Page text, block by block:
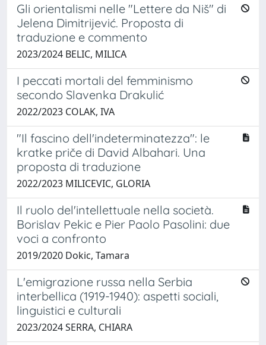
Gli orientalismi nelle "Lettere da Niš" di
Jelena Dimitrijević. Proposta di
traduzione e commento
2023/2024 BELIC, MILICA
I peccati mortali del femminismo
secondo Slavenka Drakulić
2022/2023 COLAK, IVA
"Il fascino dell'indeterminatezza": le
kratke priče di David Albahari. Una
proposta di traduzione
2022/2023 MILICEVIC, GLORIA
Il ruolo del'intellettuale nella società.
Borislav Pekic e Pier Paolo Pasolini: due
voci a confronto
2019/2020 Dokic, Tamara
L'emigrazione russa nella Serbia
interbellica (1919-1940): aspetti sociali,
linguistici e culturali
2023/2024 SERRA, CHIARA